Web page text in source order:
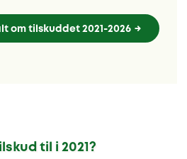
om tilskuddet 2021-2026
til i 2021?